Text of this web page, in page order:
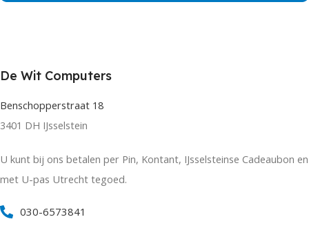
De Wit Computers
Benschopperstraat 18
3401 DH IJsselstein
U kunt bij ons betalen per Pin, Kontant, IJsselsteinse Cadeaubon en
met U-pas Utrecht tegoed.
030-6573841